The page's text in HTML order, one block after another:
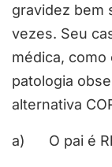
gravidez bem
vezes. Seu
médica, como
patologia
alternativa
a) O pai é